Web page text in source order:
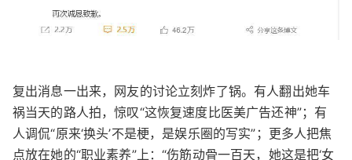
复出消息一出来，网友的讨论立刻炸了锅。有人翻出她车
祸当天的路人拍，惊叹“这恢复速度比医美广告还神”；有
人调侃“原来‘换头’不是梗，是娱乐圈的写实”；更多人把焦
点放在她的“职业素养”上：“伤筋动骨一百天，她这是把‘女